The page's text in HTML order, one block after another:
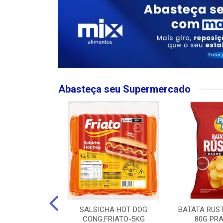
Abasteça seu Supermercado
SALSICHA HOT DOG
CONG.FRIATO-5KG
BATATA
80G